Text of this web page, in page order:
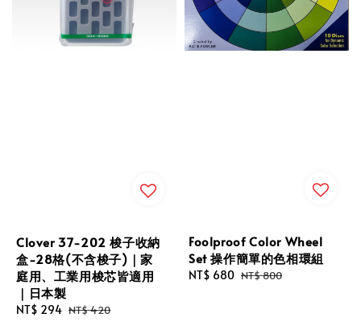
Clover 37-202 梭子收納
盒-28格(不含梭子)｜家
庭用、工業用梭芯皆適用
｜日本製
Sale
NT$ 294 Regular
NT$ 420
Foolproof Color Wheel
Set 操作簡單的色相環組
Sale
NT$ 680 Regular
NT$ 800